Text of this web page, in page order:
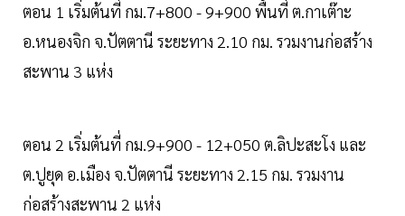
ตอน 1 เริ่มต้นที่ กม.7+800 - 9+900 พื้นที่ ต.กาเต๊าะ
อ.หนองจิก จ.ปัตตานี ระยะทาง 2.10 กม. รวมงานก่อสร้าง
สะพาน 3 แห่ง
ตอน 2 เริ่มต้นที่ กม.9+900 - 12+050 ต.ลิปะสะโง และ
ต.ปูยุด อ.เมือง จ.ปัตตานี ระยะทาง 2.15 กม. รวมงาน
ก่อสร้างสะพาน 2 แห่ง